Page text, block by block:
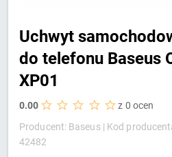
Uchwyt
do telefonu Baseus
XP01
0.00
z 0 ocen
Producent: Baseus | Kod
42482